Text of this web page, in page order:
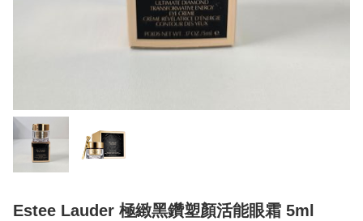
Estee Lauder 極緻黑鑽塑顏活能眼霜 5ml